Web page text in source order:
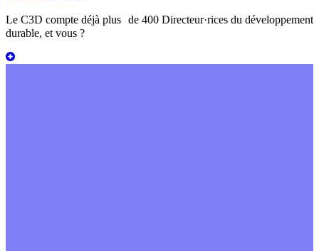
Le C3D compte déjà plus de 400 Directeur·rices du développement
durable, et vous ?